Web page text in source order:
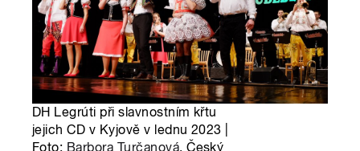
DH Legrúti při slavnostním křtu
jejich CD v Kyjově v lednu 2023 |
Foto: Barbora Turčanová, Český